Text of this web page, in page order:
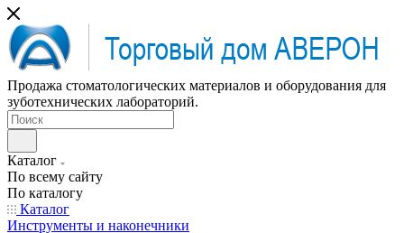
Продажа стоматологических материалов и оборудования для
зуботехнических лабораторий.
Каталог
По всему сайту
По каталогу
Каталог
Инструменты и наконечники